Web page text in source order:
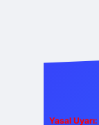
Yasal Uyarı: